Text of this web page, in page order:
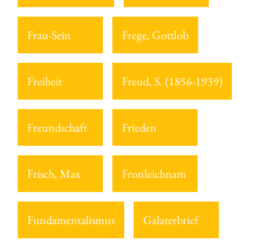
Frau-Sein Frege, Gottlob
Freiheit Freud, S. (1856-1939)
Freundschaft Frieden
Frisch, Max Fronleichnam
Fundamentalismus Galaterbrief